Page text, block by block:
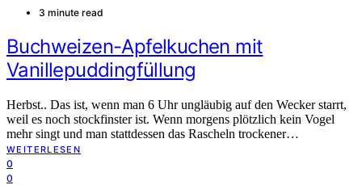
3 minute read
Buchweizen-Apfelkuchen mit
Vanillepuddingfüllung
Herbst.. Das ist, wenn man 6 Uhr ungläubig auf den Wecker starrt,
weil es noch stockfinster ist. Wenn morgens plötzlich kein Vogel
mehr singt und man stattdessen das Rascheln trockener…
WEITERLESEN
0
0